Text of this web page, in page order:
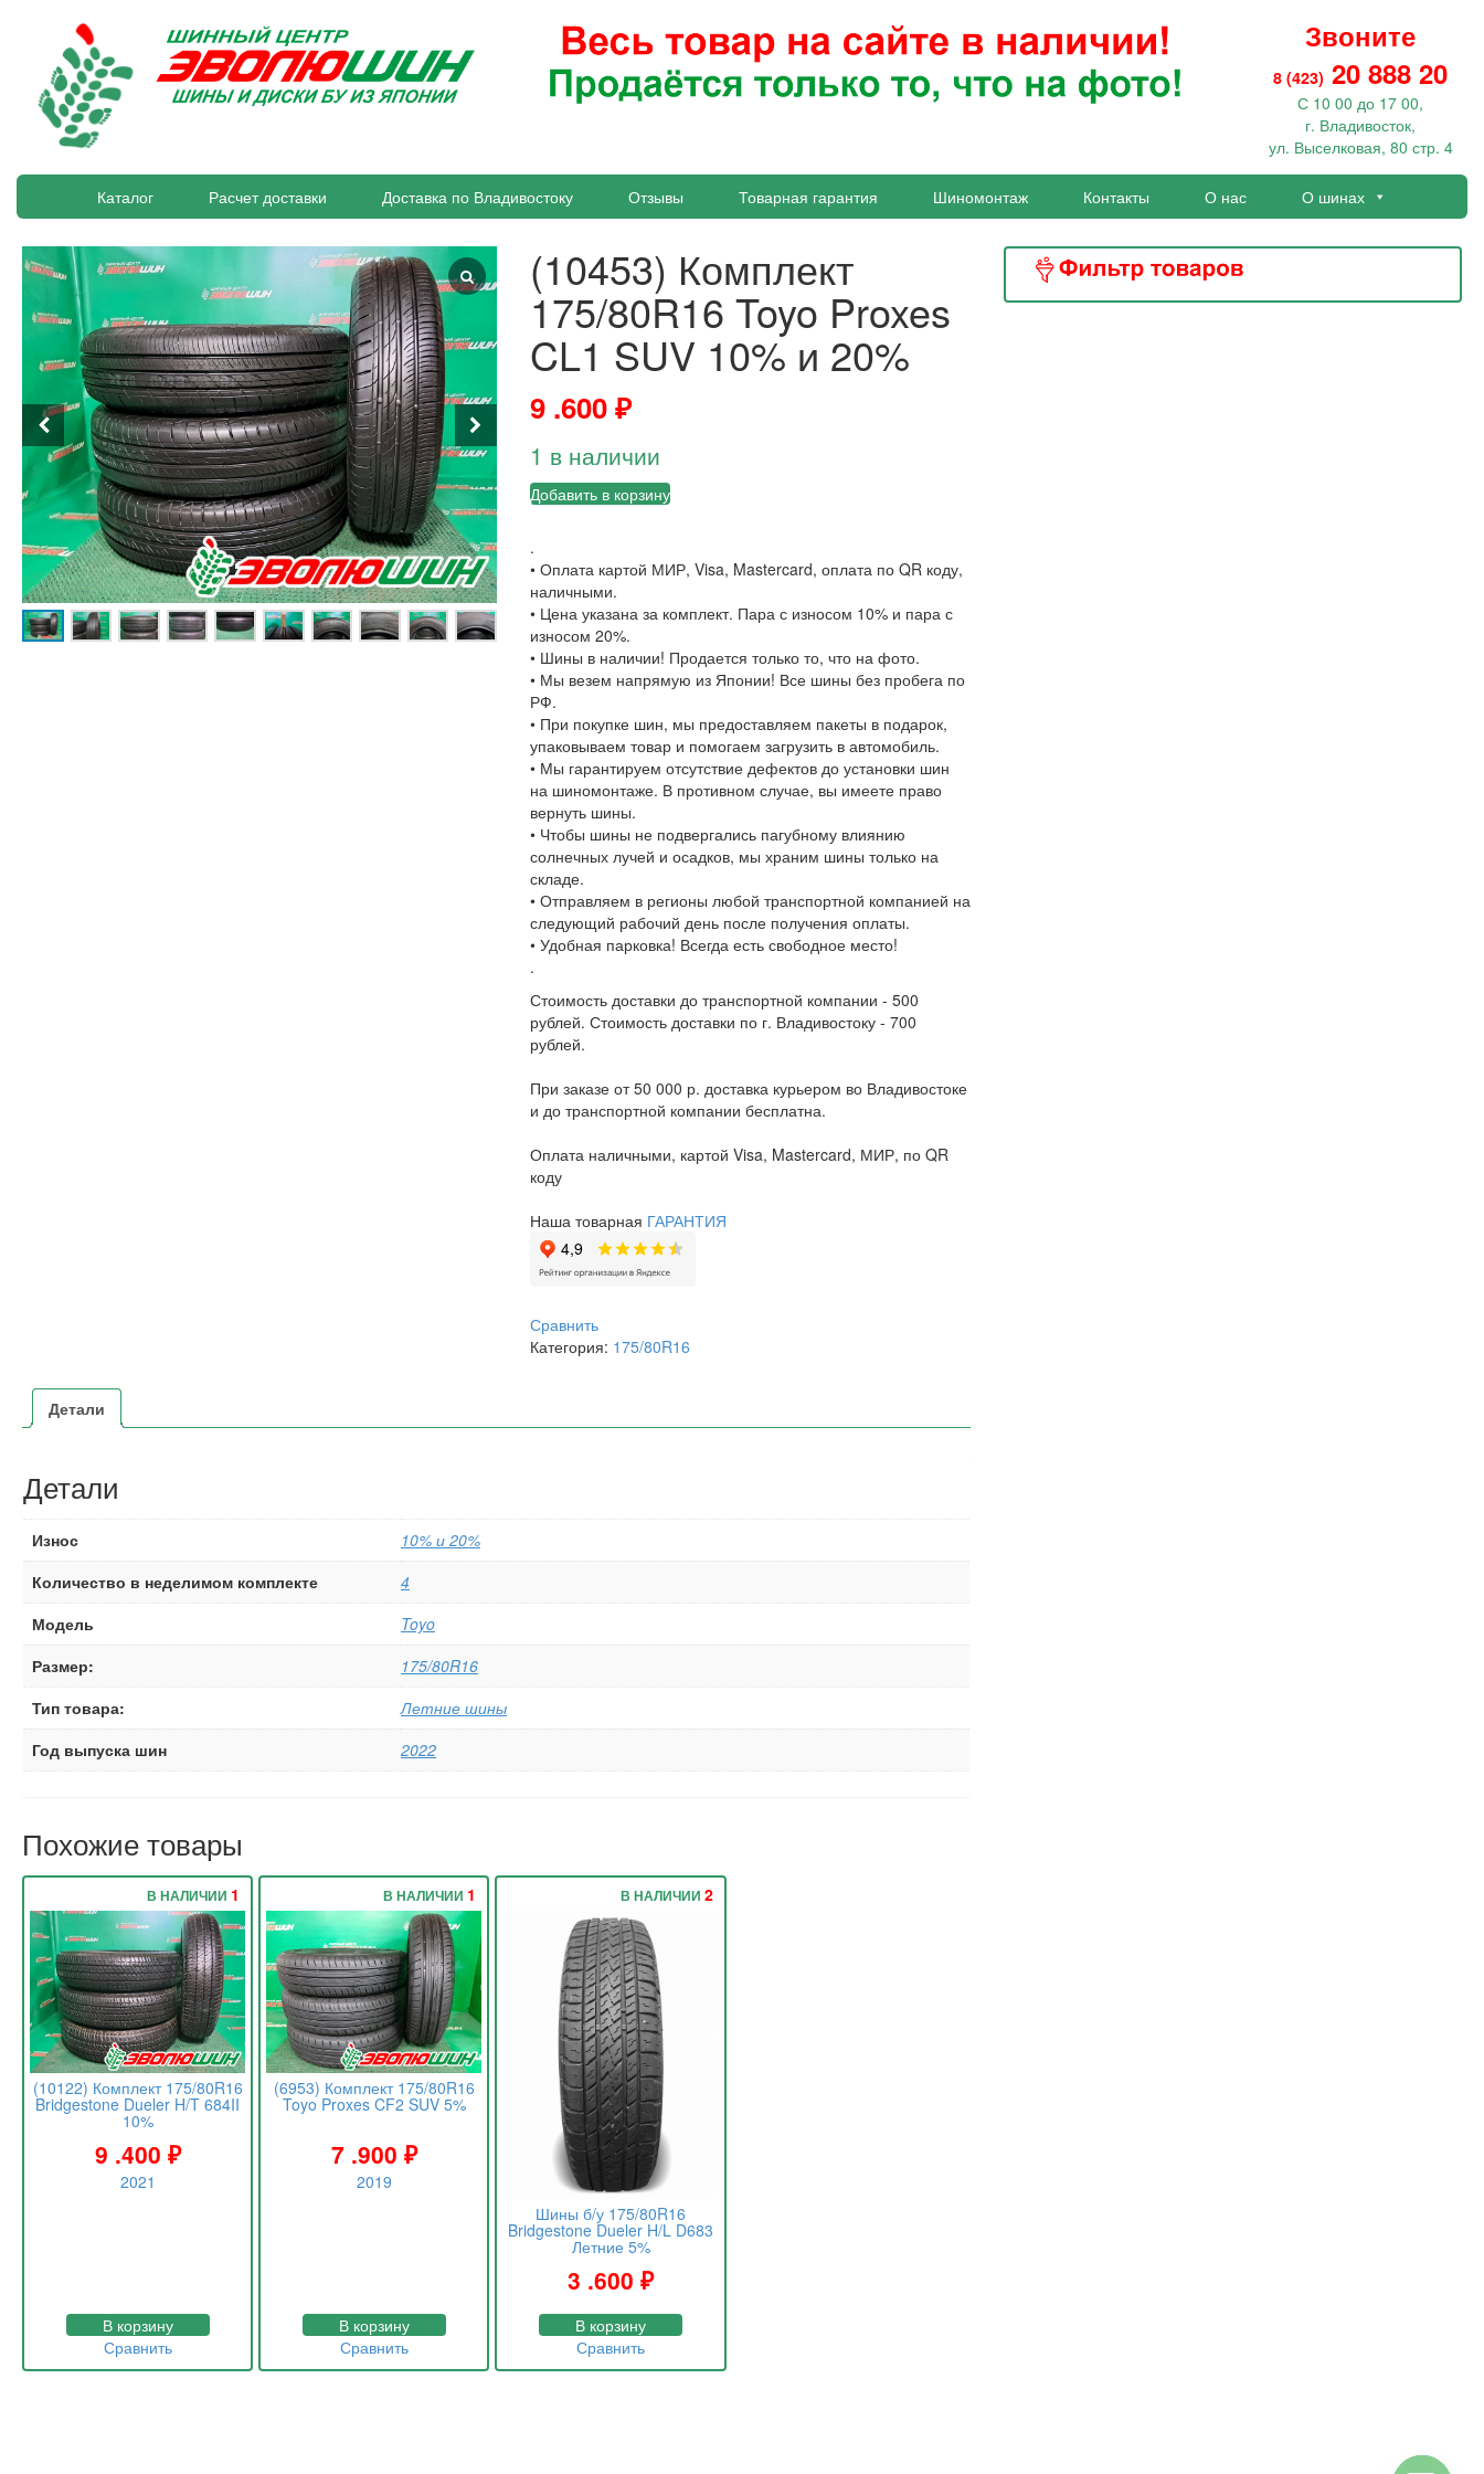
Звоните
8 (423) 20 888 20
С 10 00 до 17 00,
г. Владивосток,
ул. Выселковая, 80 стр. 4
Каталог Расчет доставки Доставка по Владивостоку Отзывы Товарная гарантия Шиномонтаж Контакты О нас О шинах
(10453) Комплект
175/80R16 Toyo Proxes
CL1 SUV 10% и 20%
9 .600₽
1 в наличии
Добавить в корзину
.
• Оплата картой МИР, Visa, Mastercard, оплата по QR коду,
наличными.
• Цена указана за комплект. Пара с износом 10% и пара с
износом 20%.
• Шины в наличии! Продается только то, что на фото.
• Мы везем напрямую из Японии! Все шины без пробега по
РФ.
• При покупке шин, мы предоставляем пакеты в подарок,
упаковываем товар и помогаем загрузить в автомобиль.
• Мы гарантируем отсутствие дефектов до установки шин
на шиномонтаже. В противном случае, вы имеете право
вернуть шины.
• Чтобы шины не подвергались пагубному влиянию
солнечных лучей и осадков, мы храним шины только на
складе.
• Отправляем в регионы любой транспортной компанией на
следующий рабочий день после получения оплаты.
• Удобная парковка! Всегда есть свободное место!
.
Стоимость доставки до транспортной компании - 500
рублей. Стоимость доставки по г. Владивостоку - 700
рублей.
При заказе от 50 000 р. доставка курьером во Владивостоке
и до транспортной компании бесплатна.
Оплата наличными, картой Visa, Mastercard, МИР, по QR
коду
Наша товарная ГАРАНТИЯ
Сравнить
Категория: 175/80R16
Детали
Детали
Износ
10% и 20%
Количество в неделимом комплекте
4
Модель
Toyo
Размер:
175/80R16
Тип товара:
Летние шины
Год выпуска шин
2022
Похожие товары
(10122) Комплект 175/80R16
Bridgestone Dueler H/T 684II
10%
9 .400 ₽
2021
В НАЛИЧИИ 1
В корзину
Сравнить
(6953) Комплект 175/80R16
Toyo Proxes CF2 SUV 5%
7 .900 ₽
2019
В НАЛИЧИИ 1
В корзину
Сравнить
Шины б/у 175/80R16
Bridgestone Dueler H/L D683
Летние 5%
3 .600₽
В НАЛИЧИИ 2
В корзину
Сравнить